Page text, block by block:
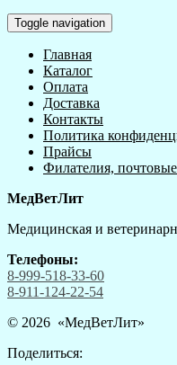
Toggle navigation
Главная
Каталог
Оплата
Доставка
Контакты
Политика
Прайсы
Филателия,
МедВетЛит
Медицинская и
Телефоны:
8-999-518-33-60
8-911-124-22-54
© 2026 «МедВетЛит»
Поделиться: